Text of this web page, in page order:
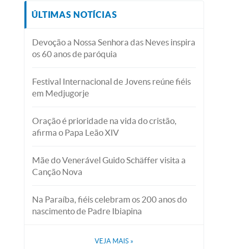
ÚLTIMAS NOTÍCIAS
Devoção a Nossa Senhora das Neves inspira
os 60 anos de paróquia
Festival Internacional de Jovens reúne fiéis
em Medjugorje
Oração é prioridade na vida do cristão,
afirma o Papa Leão XIV
Mãe do Venerável Guido Schäffer visita a
Canção Nova
Na Paraíba, fiéis celebram os 200 anos do
nascimento de Padre Ibiapina
VEJA MAIS »